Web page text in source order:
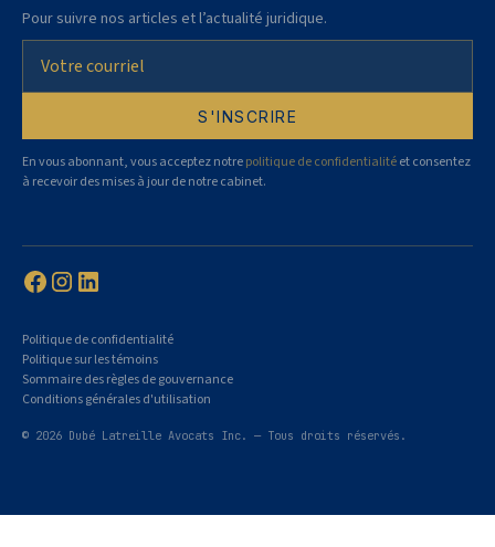
Pour suivre nos articles et l’actualité juridique.
En vous abonnant, vous acceptez notrepolitique de confidentialitéet consentez
à recevoir des mises à jour de notre cabinet.
© 2026 Dubé Latreille Avocats Inc. — Tous droits réservés.
Politique de confidentialité
Politique sur les témoins
Sommaire des règles de gouvernance
Conditions générales d'utilisation